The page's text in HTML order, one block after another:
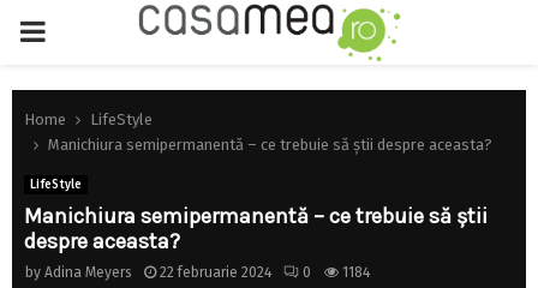
PRIMARY
MENU
Home
LifeStyle
Manichiura semipermanentă – ce trebuie să știi despre aceasta?
LifeStyle
Manichiura semipermanentă – ce trebuie să știi
despre aceasta?
by Adina Meyers 22 februarie 2024 0 1184